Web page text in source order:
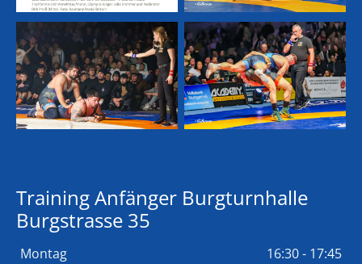
Training Anfänger Burgturnhalle
Burgstrasse 35
Montag
16:30 - 17:45